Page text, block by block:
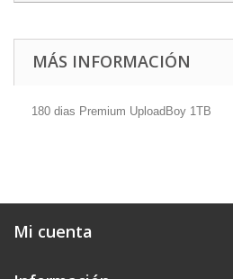
MÁS INFORMACIÓN
180 dias Premium UploadBoy 1TB
Mi cuenta